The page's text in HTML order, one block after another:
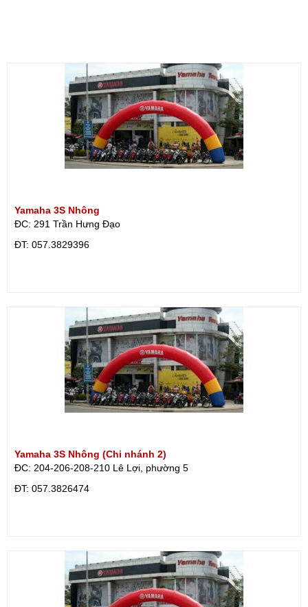
Yamaha 3S Nhông
ĐC: 291 Trần Hưng Đạo
ÐT: 057.3829396
Yamaha 3S Nhông (Chi nhánh 2)
ĐC: 204-206-208-210 Lê Lợi, phường 5
ÐT: 057.3826474